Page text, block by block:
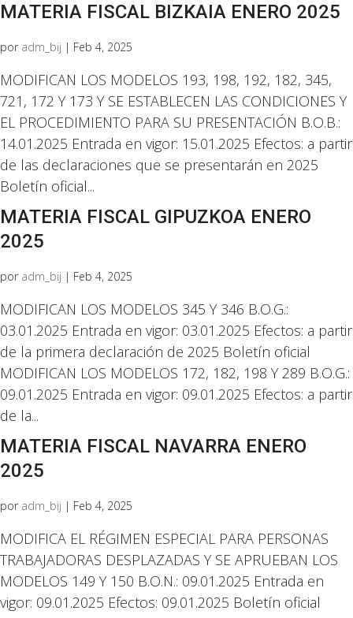
MATERIA FISCAL BIZKAIA ENERO 2025
por adm_bij | Feb 4, 2025
MODIFICAN LOS MODELOS 193, 198, 192, 182, 345,
721, 172 Y 173 Y SE ESTABLECEN LAS CONDICIONES Y
EL PROCEDIMIENTO PARA SU PRESENTACIÓN B.O.B.:
14.01.2025 Entrada en vigor: 15.01.2025 Efectos: a partir
de las declaraciones que se presentarán en 2025
Boletín oficial...
MATERIA FISCAL GIPUZKOA ENERO
2025
por adm_bij | Feb 4, 2025
MODIFICAN LOS MODELOS 345 Y 346 B.O.G.:
03.01.2025 Entrada en vigor: 03.01.2025 Efectos: a partir
de la primera declaración de 2025 Boletín oficial
MODIFICAN LOS MODELOS 172, 182, 198 Y 289 B.O.G.:
09.01.2025 Entrada en vigor: 09.01.2025 Efectos: a partir
de la...
MATERIA FISCAL NAVARRA ENERO
2025
por adm_bij | Feb 4, 2025
MODIFICA EL RÉGIMEN ESPECIAL PARA PERSONAS
TRABAJADORAS DESPLAZADAS Y SE APRUEBAN LOS
MODELOS 149 Y 150 B.O.N.: 09.01.2025 Entrada en
vigor: 09.01.2025 Efectos: 09.01.2025 Boletín oficial